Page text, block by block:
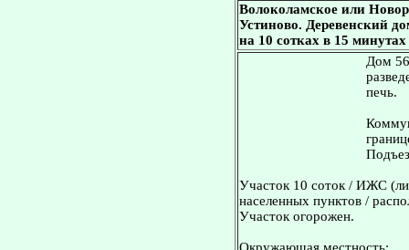
Волоколамское или
Устиново. Деревенский
на 10 сотках в 15
Дом 56
печь.
Участок 10 соток / ИЖС
населенных пунктов /
Участок огорожен.